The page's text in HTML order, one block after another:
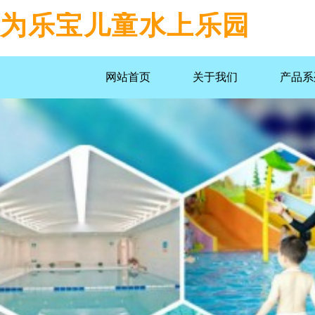
网站首页 关于我们 产品
为乐宝儿童水上乐园